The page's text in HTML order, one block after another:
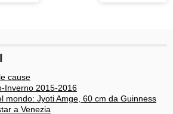
cause
Inverno 2015-2016
mondo: Jyoti Amge, 60 cm da Guinness
a Venezia